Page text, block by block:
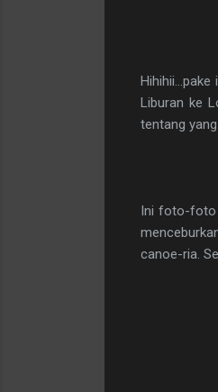
Liburan ke
tentang
Ini foto-foto
canoe-ria.